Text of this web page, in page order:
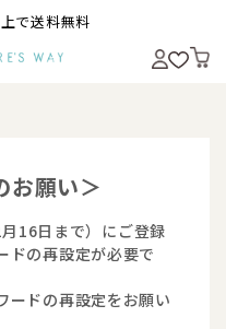
で送料無料
お願い＞
16日まで）にご登録
ドの再設定が必要で
ードの再設定をお願い